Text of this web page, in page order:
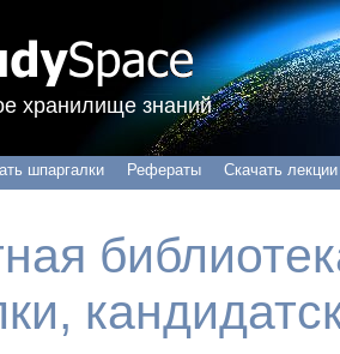
хранилище знаний
шпаргалки Рефераты Скачать лекции